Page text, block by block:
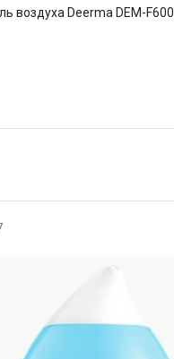
воздуха Deerma DEM-F600